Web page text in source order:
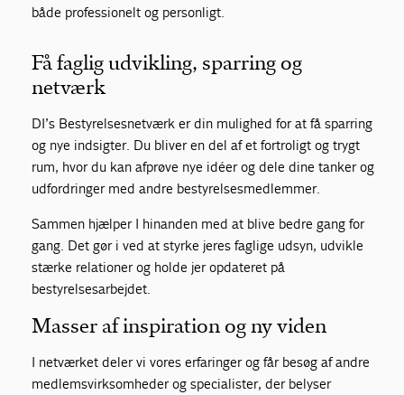
både professionelt og personligt.
Få faglig udvikling, sparring og
netværk
DI’s Bestyrelsesnetværk er din mulighed for at få sparring
og nye indsigter. Du bliver en del af et fortroligt og trygt
rum, hvor du kan afprøve nye idéer og dele dine tanker og
udfordringer med andre bestyrelsesmedlemmer.
Sammen hjælper I hinanden med at blive bedre gang for
gang. Det gør i ved at styrke jeres faglige udsyn, udvikle
stærke relationer og holde jer opdateret på
bestyrelsesarbejdet.
Masser af inspiration og ny viden
I netværket deler vi vores erfaringer og får besøg af andre
medlemsvirksomheder og specialister, der belyser